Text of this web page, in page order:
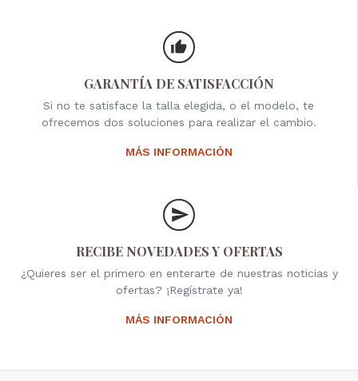
GARANTÍA DE SATISFACCIÓN
Si no te satisface la talla elegida, o el modelo, te
ofrecemos dos soluciones para realizar el cambio.
MÁS INFORMACIÓN
RECIBE NOVEDADES Y OFERTAS
¿Quieres ser el primero en enterarte de nuestras noticias y
ofertas? ¡Regístrate ya!
MÁS INFORMACIÓN